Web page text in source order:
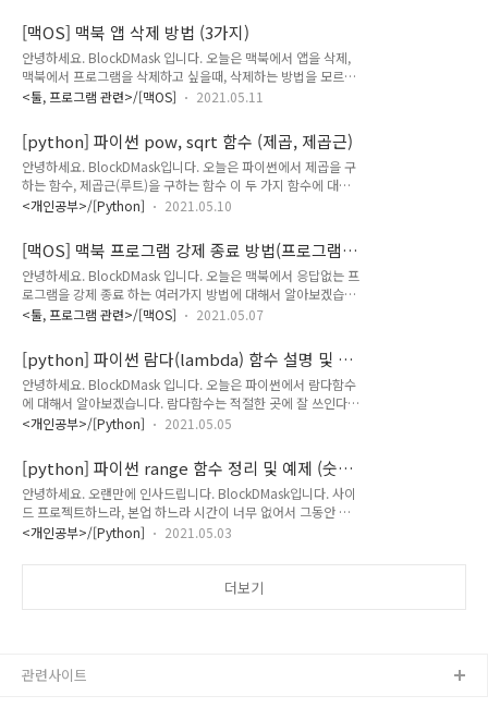
다. 1-1) math.gcd 함수 설명 * ..
ceil 함수는 math 라이브러리에 속해있습니다. 즉 해당 함수를
사용하기 위해서는 import math를 해야 합니다. >
math.ceil(x) 함수 설명 함수 모양 : math.ceil(x) 함수 설명 : 인
자로 들어온 x의 올림 값을 반환합니다 반환한 값은 정수 타입
(int)으로 반환이 됩니다. 당연하게도 음수의 올림도 가능합니다.
[맥OS] 맥북 앱 삭제 방법 (3가지)
안녕하세요. BlockDMask 입니다. 오늘은 맥북에서 앱을 삭제,
맥북에서 프로그램을 삭제하고 싶을때, 삭제하는 방법을 모르셨
던 분들께 맥북 앱 삭제 방법에 대해서 알려드리려 합니다. "바
니다. 1. 런치 패드에서 앱 삭제 2. find 에서 앱 삭제 3. 저장공
간 관리에서 앱 삭제 1. 맥북 런치 패드에서 앱 삭제 1-1) 런치 패
드로 갑니다. 1-2) 아이폰에서 앱 삭제 할 때 처럼 앱을 꾹~~~~~
눌러줍니다. 1-3) 흔들리는 앱들속에서~ X. 버튼을 눌러서 삭제
해 줍니다. 1-4) 어? 제가 삭제하고자 하는 앱은 X 버튼이 뜨지
finder 에서 앱 삭제 2-1) 바..
<툴, 프로그램 관련>/[맥OS] 2021.05.11
[python] 파이썬 pow, sqrt 함수 (제곱, 제곱근)
안녕하세요. BlockDMask입니다. 오늘은 파이썬에서 제곱을 구
하는 함수, 제곱근(루트)을 구하는 함수 이 두 가지 함수에 대해
서 알아보려고 합니다. 1. 파이썬 pow 함수 2. 파이썬 sqrt 함수
pow 함수는 신기하게도 두 가지가 존재합니다. 파이썬 내장 함
수에 정의된 pow()가 있고 math 라이브러리에 정의된
math.pow() 함수가 있습니다. 이번 시간에 알아볼 것은 math
라이브러리에 있는 pow 함수입니다. 혹시 내장 함수 pow()에
대해 알고 싶으신 분은 제 이전 포스팅인 파이썬 제곱 관련 포스
import math를 통해서 math 라..
<개인공부>/[Python] 2021.05.10
[맥OS] 맥북 프로그램 강제 종료 방법(프로그램
응답 없음)
안녕하세요. BlockDMask 입니다. 오늘은 맥북에서 응답없는 프
로그램을 강제 종료 하는 여러가지 방법에 대해서 알아보겠습니
다. 1. 일반적인 프로그램 종료 단축키 (command + q) 2. 사과
활성 상태보기 -> X 버튼 -> 강제 종료 1. 프로그램 종료 단축키
(command + q) 이 방법은 사실 프로그램을 종료할때 사용하
는 단축키 입니다. 맥북에서 일반적으로 프로그램을 종료 하고
싶을때 command + q 를 눌러서 프로그램을 종료 시키면 됩니
다. 하.지.만. 이 단축키로 프로그램이 종료되지 않는다면 이제부
번 방법들을 이용해서 프로그램을 강제로..
<툴, 프로그램 관련>/[맥OS] 2021.05.07
[python] 파이썬 람다(lambda) 함수 설명 및 예
제
안녕하세요. BlockDMask 입니다. 오늘은 파이썬에서 람다함수
에 대해서 알아보겠습니다. 람다함수는 적절한 곳에 잘 쓰인다면
코드가 간결해 보이지만, 그렇지 않고 남용하게 된다면 코드가
lambda 함수 설명 2. lambda 함수와 map 3. lambda 함수
와 filter 1. 파이썬 람다 함수 설명 원래 함수라는게 복잡한 명령
들을 편하게 반복해서 사용할 수 있도록 모아두는 역할을 하는
데, def 를 이용해서 다른곳에 함수를 만들고 그걸 또 호출해서
부르기까지의 수고가 필요하지 않은 그런 "가벼운? 함수"들을
<개인공부>/[Python] 2021.05.05
[python] 파이썬 range 함수 정리 및 예제 (숫
자 구하기)
안녕하세요. 오랜만에 인사드립니다. BlockDMask입니다. 사이
드 프로젝트하느라, 본업 하느라 시간이 너무 없어서 그동안 블
로그를 쓸 시간이 없었습니다. 다시 차근차근 하나하나 작성해보
은 range 함수를 알기 전과 알기 후로 나눠질 만큼 range 함수
함수입니다. 예를 들어,range(10)을 호출하면 0, 1..
<개인공부>/[Python] 2021.05.03
더보기
관련사이트